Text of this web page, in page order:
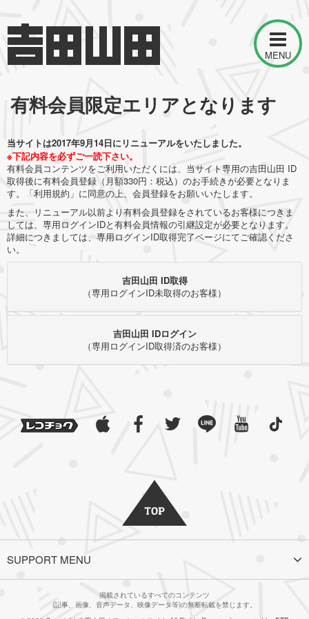
MENU
有料会員限定エリアとなります
当サイトは2017年9月14日にリニューアルをいたしました。
※下記内容を必ずご一読下さい。
有料会員コンテンツをご利用いただくには、当サイト専用の吉田山田 ID
取得後に有料会員登録（月額330円：税込）のお手続きが必要となりま
す。「利用規約」に同意の上、会員登録をお願いいたします。
また、リニューアル以前より有料会員登録をされているお客様につきま
しては、専用ログインIDと有料会員情報の引継設定が必要となります。
詳細につきましては、専用ログインID取得完了ページにてご確認くださ
い。
吉田山田 ID取得
（専用ログインID未取得のお客様）
吉田山田 IDログイン
（専用ログインID取得済のお客様）
SUPPORT MENU
掲載されているすべてのコンテンツ
(記事、画像、音声データ、映像データ等)の無断転載を禁じます。